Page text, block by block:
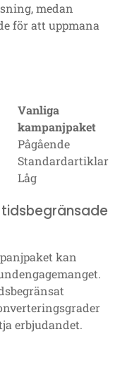
medan
för att uppmana
Vanliga
kampanjpaket
Pågående
Standardartiklar
Låg
kan
erbjudandet.